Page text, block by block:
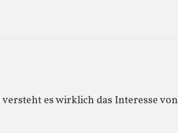
versteht es wirklich das Interesse von